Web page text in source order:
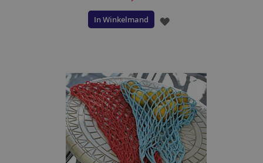
In Winkelmand
VOEG
VERLANGLIJST